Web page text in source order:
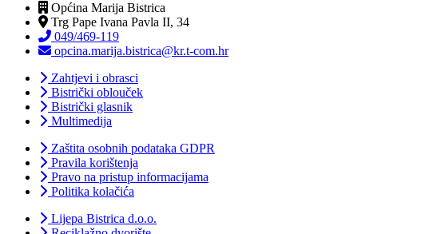
Općina Marija Bistrica
Trg Pape Ivana Pavla II, 34
049/469-119
opcina.marija.bistrica@kr.t-com.hr
Zahtjevi i obrasci
Bistrički oblouček
Bistrički glasnik
Multimedija
Zaštita osobnih podataka GDPR
Pravila korištenja
Pravo na pristup informacijama
Politika kolačića
Lijepa Bistrica d.o.o.